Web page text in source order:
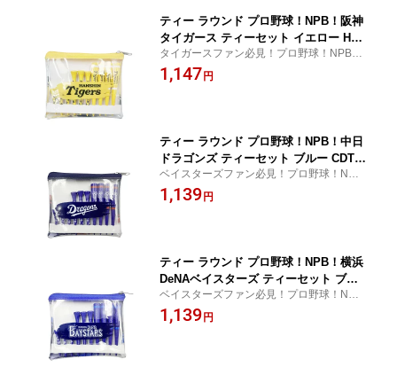
ティー ラウンド プロ野球！NPB！阪神
タイガース ティーセット イエロー HTT
E-6140 【IR】
タイガースファン必見！プロ野球！NPB！
阪神タイガース ティーセット イエロー HTT
E-6140
1,147 円
ティー ラウンド プロ野球！NPB！中日
ドラゴンズ ティーセット ブルー CDTE-
6136 【IR】
ベイスターズファン必見！プロ野球！NP
B！中日ドラゴンズ ティーセット ブルー C
DTE-6136
1,139 円
ティー ラウンド プロ野球！NPB！横浜
DeNAベイスターズ ティーセット ブル
ー YBTE-6132 【IR】
ベイスターズファン必見！プロ野球！NP
B！横浜DeNAベイスターズ ティーセット
ブルー YBTE-6132
1,139 円